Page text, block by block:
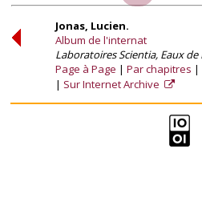
Jonas, Lucien.
Album de l'internat
Laboratoires Scientia, Eaux de
Page à Page
Par chapitres
Sur Internet Archive